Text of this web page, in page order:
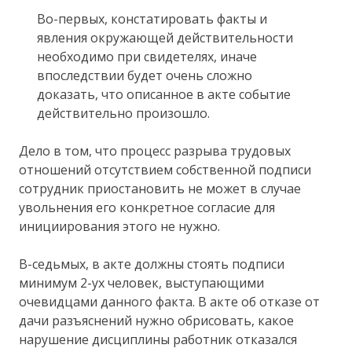
Во-первых, констатировать факты и
явления окружающей действительности
необходимо при свидетелях, иначе
впоследствии будет очень сложно
доказать, что описанное в акте событие
действительно произошло.
Дело в том, что процесс разрыва трудовых
отношений отсутствием собственной подписи
сотрудник приостановить не может в случае
увольнения его конкретное согласие для
инициирования этого не нужно.
В-седьмых, в акте должны стоять подписи
минимум 2-ух человек, выступающими
очевидцами данного факта. В акте об отказе от
дачи разъяснений нужно обрисовать, какое
нарушение дисциплины работник отказался